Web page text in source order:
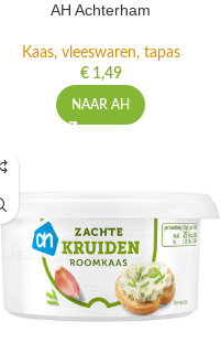
AH Achterham
Kaas, vleeswaren, tapas
€1,49
NAAR AH